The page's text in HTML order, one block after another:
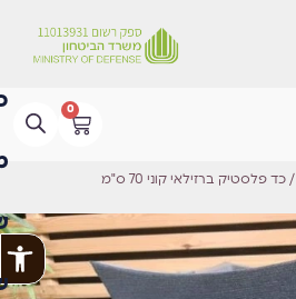
0
/ כד פלסטיק ברזילאי קוני 70 ס"מ